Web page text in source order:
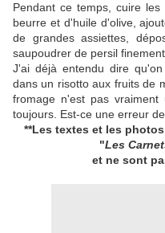
Pendant ce temps, cuire
beurre et d'huile d'olive,
de grandes assiettes,
saupoudrer de persil
J'ai déjà entendu dire
dans un risotto aux fruits de
fromage n'est pas
toujours. Est-ce une erreur
**Les textes et les
"Les
et ne sont